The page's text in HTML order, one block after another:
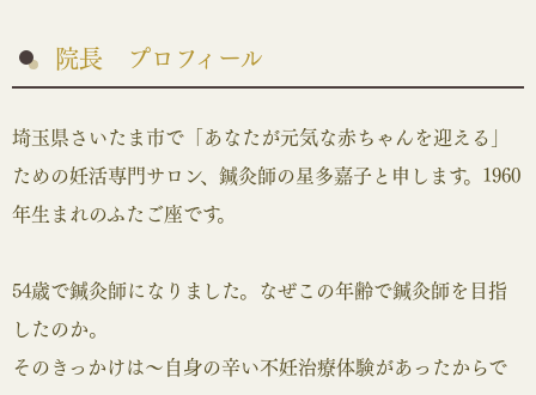
院長 プロフィール
埼玉県さいたま市で「あなたが元気な赤ちゃんを迎える」
ための妊活専門サロン、鍼灸師の星多嘉子と申します。1960
年生まれのふたご座です。
54歳で鍼灸師になりました。なぜこの年齢で鍼灸師を目指
したのか。
そのきっかけは～自身の辛い不妊治療体験があったからで